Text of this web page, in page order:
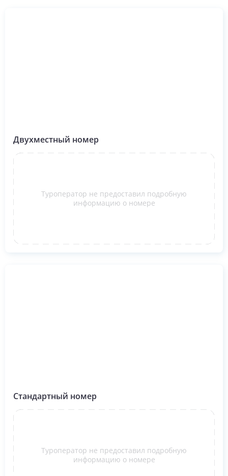
Двухместный номер
Туроператор не предоставил подробную
информацию о номере
Стандартный номер
Туроператор не предоставил подробную
информацию о номере